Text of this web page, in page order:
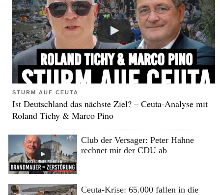
STURM AUF CEUTA
Ist Deutschland das nächste Ziel? – Ceuta-Analyse mit
Roland Tichy & Marco Pino
Club der Versager: Peter Hahne
rechnet mit der CDU ab
Ceuta-Krise: 65.000 fallen in die